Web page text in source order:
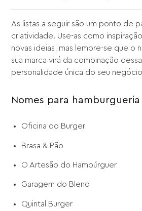
As listas a seguir são um ponto de
criatividade. Use-as como
novas ideias, mas lembre-se que o
sua marca virá da combinação
personalidade única do seu
Nomes para hamburgueria
Oficina do Burger
Brasa & Pão
O Artesão do Hambúrguer
Garagem do Blend
Quintal Burger